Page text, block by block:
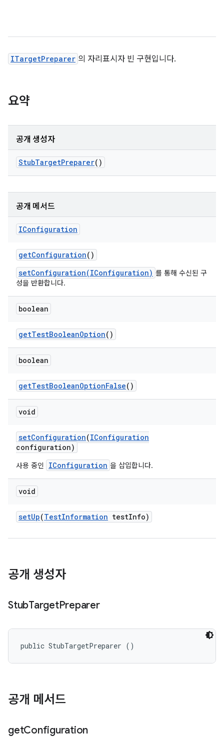
ITargetPreparer 의 자리표시자 빈 구현입니다.
요약
공개 생성자
StubTargetPreparer()
공개 메서드
IConfiguration
getConfiguration()
setConfiguration(IConfiguration) 를 통해 수신된 구
성을 반환합니다.
boolean
getTestBooleanOption()
boolean
getTestBooleanOptionFalse()
void
setConfiguration(IConfiguration
configuration)
사용 중인 IConfiguration 을 삽입합니다.
void
setUp(TestInformation testInfo)
공개 생성자
StubTargetPreparer
public StubTargetPreparer ()
공개 메서드
getConfiguration